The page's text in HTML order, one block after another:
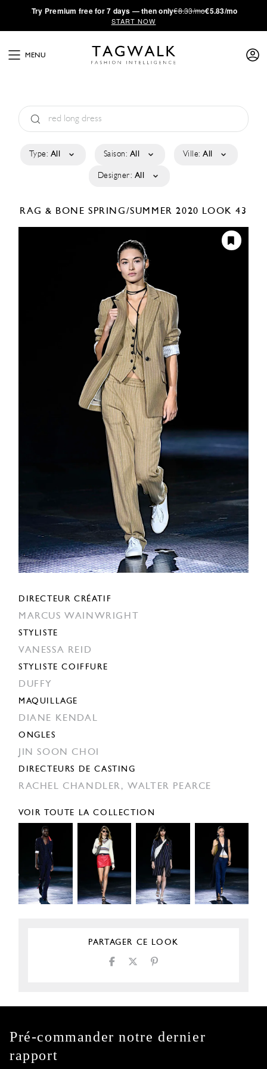
·Try Premium free for 7 days — then only€8.33/mo€5.83/mo
START NOW
MENU
Type: All Saison: All Ville: All
Designer: All
RAG & BONE SPRING/SUMMER 2020 LOOK 43
DIRECTEUR CRÉATIF
MARCUS WAINWRIGHT
STYLISTE
VANESSA REID
STYLISTE COIFFURE
DUFFY
MAQUILLAGE
DIANE KENDAL
ONGLES
JIN SOON CHOI
DIRECTEURS DE CASTING
RACHEL CHANDLER,WALTER PEARCE
VOIR TOUTE LA COLLECTION
PARTAGER CE LOOK
Pré-commander notre dernier
rapport